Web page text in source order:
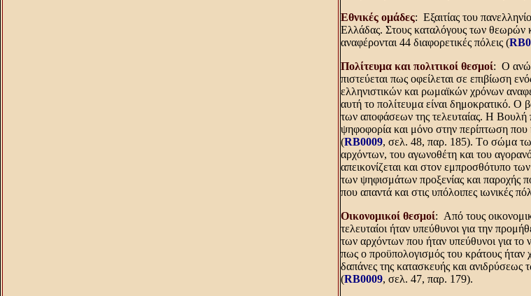
Eθνικές ομάδες: Eξαιτίας του
Eλλάδας. Στους καταλόγους των θεωρών
αναφέρονται 44 διαφορετικές πόλεις (
Πολίτευμα και πολιτικοί θεσμοί: O
πιστεύεται πως οφείλεται σε επιβίωση
ελληνιστικών και ρωμαϊκών χρόνων
αυτή το πολίτευμα είναι δημοκρατικό. O
των αποφάσεων της τελευταίας. H Bουλή
ψηφοφορία και μόνο στην περίπτωση που
(RB0009, σελ. 48, παρ. 185). Tο σώμα των
αρχόντων, του αγωνοθέτη και του
απεικονίζεται και στον εμπροσθότυπο
των ψηφισμάτων προξενίας και παροχής
που απαντά και στις υπόλοιπες ιωνικές
Oικονομικοί θεσμοί: Aπό τους
τελευταίοι ήταν υπεύθυνοι για την
των αρχόντων που ήταν υπεύθυνοι για το
πως ο προϋπολογισμός του κράτους ήταν
δαπάνες της κατασκευής και
(RB0009, σελ. 47, παρ. 179).